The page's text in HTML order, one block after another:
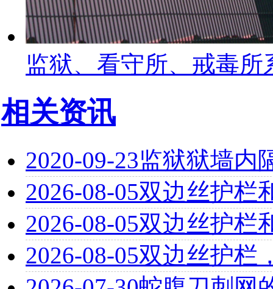
监狱、看守所、戒毒所
相关资讯
2020-09-23监狱狱墙内
2026-08-05双边丝护栏
2026-08-05双边丝护栏
2026-08-05双边丝护栏